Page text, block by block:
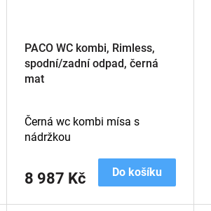
PACO WC kombi, Rimless,
spodní/zadní odpad, černá
mat
8 987 Kč Do košíku
Černá wc kombi mísa s
nádržkou